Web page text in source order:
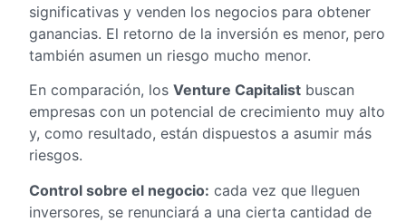
significativas y venden los negocios para obtener
ganancias. El retorno de la inversión es menor, pero
también asumen un riesgo mucho menor.
En comparación, los Venture Capitalist buscan
empresas con un potencial de crecimiento muy alto
y, como resultado, están dispuestos a asumir más
riesgos.
Control sobre el negocio: cada vez que lleguen
inversores, se renunciará a una cierta cantidad de